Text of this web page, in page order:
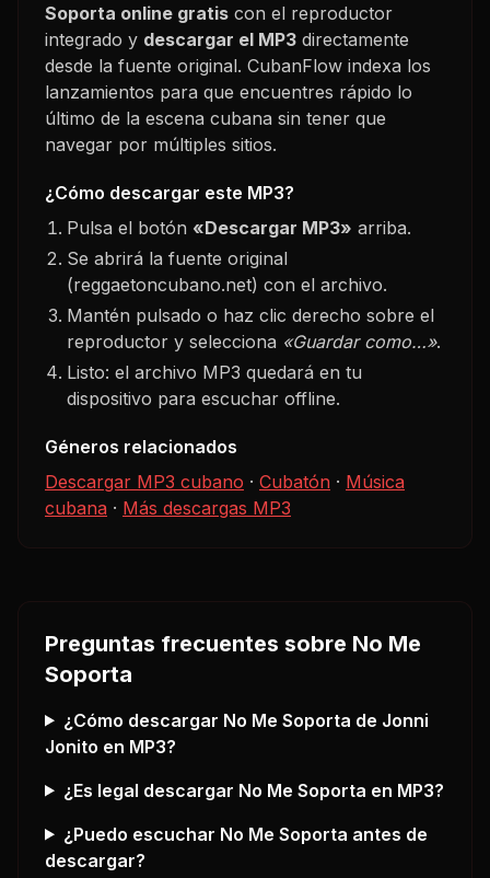
Soporta online gratis con el reproductor
integrado y descargar el MP3 directamente
desde la fuente original. CubanFlow indexa los
lanzamientos para que encuentres rápido lo
último de la escena cubana sin tener que
navegar por múltiples sitios.
¿Cómo descargar este MP3?
Pulsa el botón «Descargar MP3» arriba.
Se abrirá la fuente original
(reggaetoncubano.net) con el archivo.
Mantén pulsado o haz clic derecho sobre el
reproductor y selecciona «Guardar como…».
Listo: el archivo MP3 quedará en tu
dispositivo para escuchar offline.
Géneros relacionados
Descargar MP3 cubano · Cubatón · Música
cubana · Más descargas MP3
Preguntas frecuentes sobre No Me
Soporta
¿Cómo descargar No Me Soporta de Jonni
Jonito en MP3?
¿Es legal descargar No Me Soporta en MP3?
¿Puedo escuchar No Me Soporta antes de
descargar?